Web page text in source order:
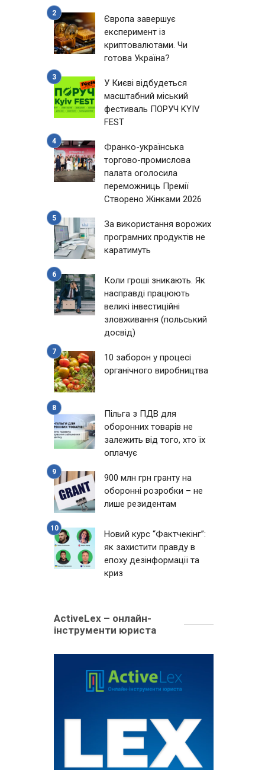
Європа завершує
експеримент із
криптовалютами. Чи
готова Україна?
У Києві відбудеться
масштабний міський
фестиваль ПОРУЧ KYIV
FEST
Франко-українська
торгово-промислова
палата оголосила
переможниць Премії
Створено Жінками 2026
За використання ворожих
програмних продуктів не
каратимуть
Коли гроші зникають. Як
насправді працюють
великі інвестиційні
зловживання (польський
досвід)
10 заборон у процесі
органічного виробництва
Пільга з ПДВ для
оборонних товарів не
залежить від того, хто їх
оплачує
900 млн грн гранту на
оборонні розробки – не
лише резидентам
Новий курс “Фактчекінг”:
як захистити правду в
епоху дезінформації та
криз
ActiveLex – онлайн-
інструменти юриста